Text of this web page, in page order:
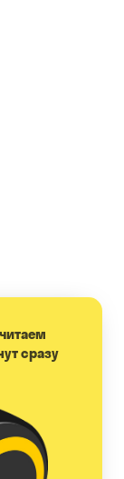
сразу